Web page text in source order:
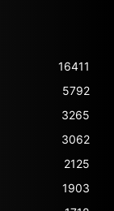
16411
5792
3265
3062
2125
1903